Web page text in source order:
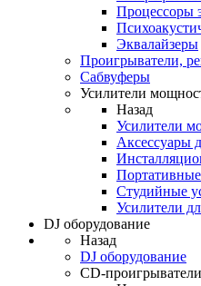
Процессоры
Эквалайзеры
Проигрыватели,
Сабвуферы
Усилители
Назад
Усилители
Аксессуары
Студийные
Усилители
DJ оборудование
Назад
DJ оборудование
CD-